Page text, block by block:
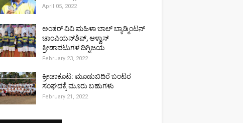
April 05, 2022
ಅಂತರ್ ವಿವಿ ಮಹಿಳಾ ಬಾಲ್ ಬ್ಯಾಡ್ಮಿಂಟನ್
ಚಾಂಪಿಯನ್‌ಶಿಪ್, ಆಳ್ವಾಸ್
ಕ್ರೀಡಾಪಟುಗಳ ದಿಗ್ವಿಜಯ
February 23, 2022
ಕ್ರೀಡಾಕೂಟ: ಮೂಡುಬಿದಿರೆ ಬಂಟರ
ಸಂಘದಕ್ಕೆ ಮೂರು ಬಹುಗಳು
February 21, 2022